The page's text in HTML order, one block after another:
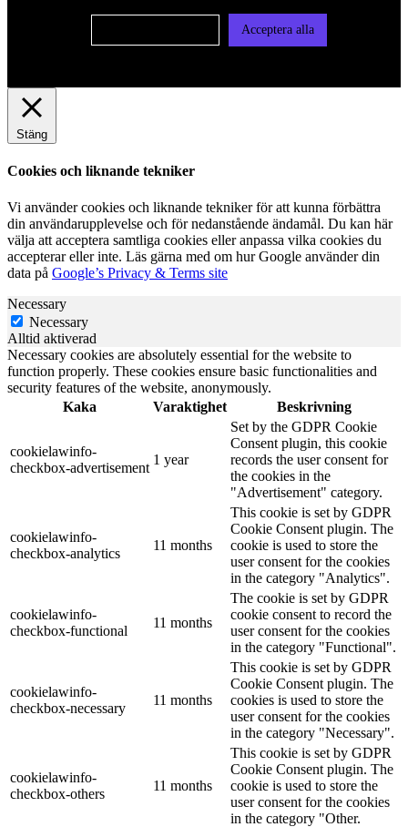
Acceptera alla
Stäng
Cookies och liknande tekniker
Vi använder cookies och liknande tekniker för att kunna förbättra
din användarupplevelse och för nedanstående ändamål. Du kan här
välja att acceptera samtliga cookies eller anpassa vilka cookies du
accepterar eller inte. Läs gärna med om hur Google använder din
data på Google’s Privacy & Terms site
Necessary
Necessary
Alltid aktiverad
Necessary cookies are absolutely essential for the website to
function properly. These cookies ensure basic functionalities and
security features of the website, anonymously.
Kaka
Varaktighet Beskrivning
cookielawinfo-
checkbox-advertisement
1 year
Set by the GDPR Cookie
Consent plugin, this cookie
records the user consent for
the cookies in the
"Advertisement" category.
cookielawinfo-
checkbox-analytics
11 months
This cookie is set by GDPR
Cookie Consent plugin. The
cookie is used to store the
user consent for the cookies
in the category "Analytics".
cookielawinfo-
checkbox-functional
11 months
The cookie is set by GDPR
cookie consent to record the
user consent for the cookies
in the category "Functional".
cookielawinfo-
checkbox-necessary
11 months
This cookie is set by GDPR
Cookie Consent plugin. The
cookies is used to store the
user consent for the cookies
in the category "Necessary".
cookielawinfo-
checkbox-others
11 months
This cookie is set by GDPR
Cookie Consent plugin. The
cookie is used to store the
user consent for the cookies
in the category "Other.